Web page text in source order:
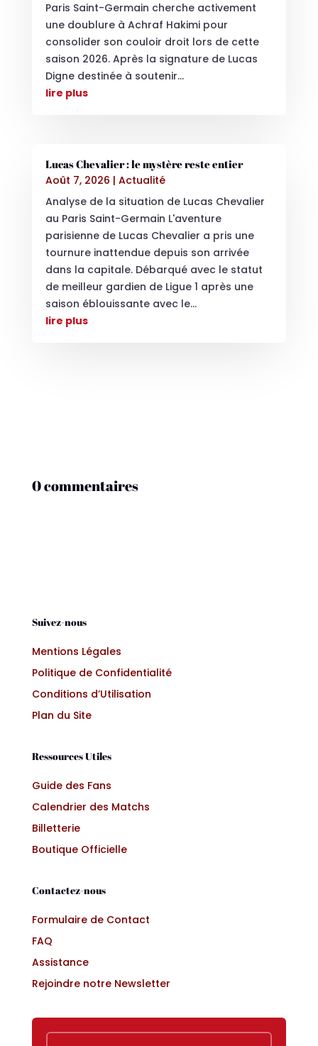
Paris Saint-Germain cherche activement
une doublure à Achraf Hakimi pour
consolider son couloir droit lors de cette
saison 2026. Après la signature de Lucas
Digne destinée à soutenir...
lire plus
Lucas Chevalier : le mystère reste entier
Août 7, 2026 | Actualité
Analyse de la situation de Lucas Chevalier
au Paris Saint-Germain L'aventure
parisienne de Lucas Chevalier a pris une
tournure inattendue depuis son arrivée
dans la capitale. Débarqué avec le statut
de meilleur gardien de Ligue 1 après une
saison éblouissante avec le...
lire plus
0 commentaires
Suivez-nous
Mentions Légales
Politique de Confidentialité
Conditions d’Utilisation
Plan du Site
Ressources Utiles
Guide des Fans
Calendrier des Matchs
Billetterie
Boutique Officielle
Contactez-nous
Formulaire de Contact
FAQ
Assistance
Rejoindre notre Newsletter